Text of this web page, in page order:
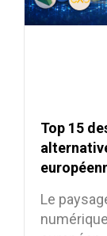
Top 15
Le
numérique